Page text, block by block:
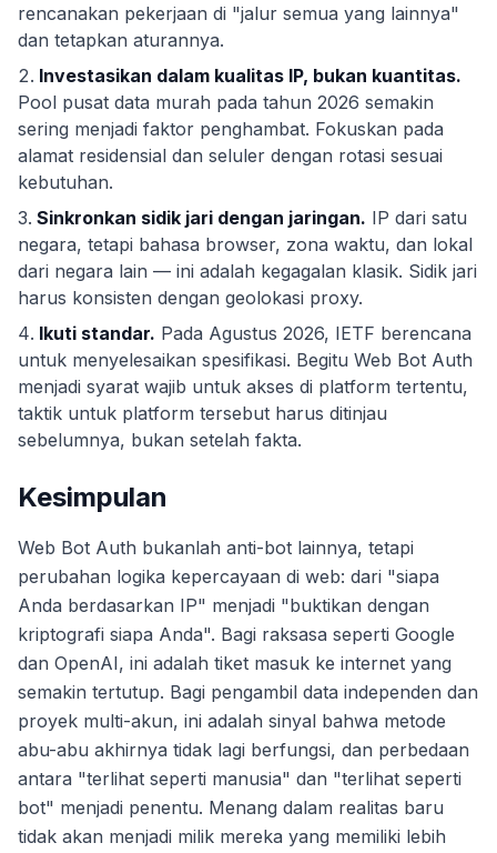
rencanakan pekerjaan di "jalur semua yang lainnya"
dan tetapkan aturannya.
Investasikan dalam kualitas IP, bukan kuantitas.
Pool pusat data murah pada tahun 2026 semakin
sering menjadi faktor penghambat. Fokuskan pada
alamat residensial dan seluler dengan rotasi sesuai
kebutuhan.
Sinkronkan sidik jari dengan jaringan. IP dari satu
negara, tetapi bahasa browser, zona waktu, dan lokal
dari negara lain — ini adalah kegagalan klasik. Sidik jari
harus konsisten dengan geolokasi proxy.
Ikuti standar. Pada Agustus 2026, IETF berencana
untuk menyelesaikan spesifikasi. Begitu Web Bot Auth
menjadi syarat wajib untuk akses di platform tertentu,
taktik untuk platform tersebut harus ditinjau
sebelumnya, bukan setelah fakta.
Kesimpulan
Web Bot Auth bukanlah anti-bot lainnya, tetapi
perubahan logika kepercayaan di web: dari "siapa
Anda berdasarkan IP" menjadi "buktikan dengan
kriptografi siapa Anda". Bagi raksasa seperti Google
dan OpenAI, ini adalah tiket masuk ke internet yang
semakin tertutup. Bagi pengambil data independen dan
proyek multi-akun, ini adalah sinyal bahwa metode
abu-abu akhirnya tidak lagi berfungsi, dan perbedaan
antara "terlihat seperti manusia" dan "terlihat seperti
bot" menjadi penentu. Menang dalam realitas baru
tidak akan menjadi milik mereka yang memiliki lebih